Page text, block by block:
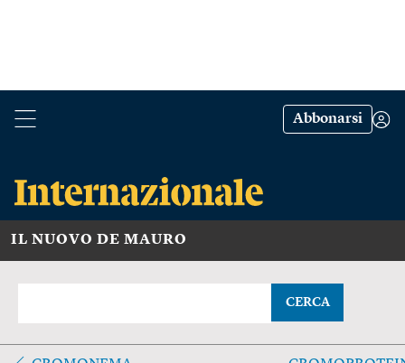
Abbonarsi
IL NUOVO DE MAURO
CERCA